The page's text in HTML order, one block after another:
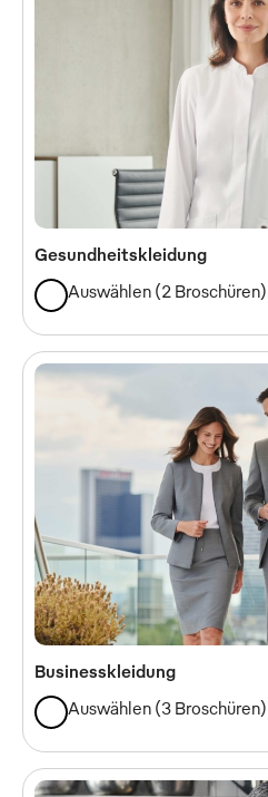
Gesundheitskleidung
Auswählen (2 Broschüren)
Businesskleidung
Auswählen (3 Broschüren)